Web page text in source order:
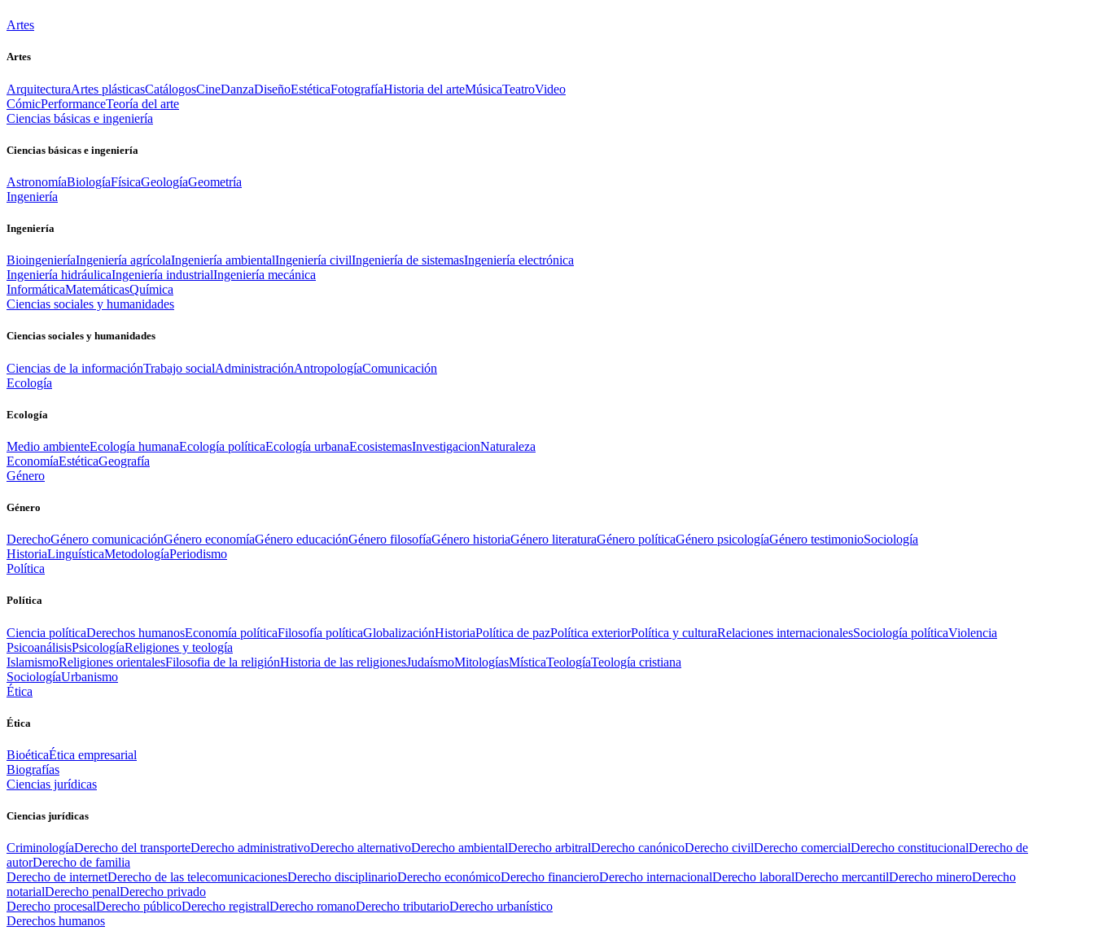
Artes
Artes
ArquitecturaArtes plásticasCatálogosCineDanzaDiseñoEstéticaFotografíaHistoria del arteMúsicaTeatroVideo
CómicPerformanceTeoría del arte
Ciencias básicas e ingeniería
Ciencias básicas e ingeniería
AstronomíaBiologíaFísicaGeologíaGeometría
Ingeniería
Ingeniería
BioingenieríaIngeniería agrícolaIngeniería ambientalIngeniería civilIngeniería de sistemasIngeniería electrónica
Ingeniería hidráulicaIngeniería industrialIngeniería mecánica
InformáticaMatemáticasQuímica
Ciencias sociales y humanidades
Ciencias sociales y humanidades
Ciencias de la informaciónTrabajo socialAdministraciónAntropologíaComunicación
Ecología
Ecología
Medio ambienteEcología humanaEcología políticaEcología urbanaEcosistemasInvestigacionNaturaleza
EconomíaEstéticaGeografía
Género
Género
DerechoGénero comunicaciónGénero economíaGénero educaciónGénero filosofíaGénero historiaGénero literaturaGénero políticaGénero psicologíaGénero testimonioSociología
HistoriaLinguísticaMetodologíaPeriodismo
Política
Política
Ciencia políticaDerechos humanosEconomía políticaFilosofía políticaGlobalizaciónHistoriaPolítica de pazPolítica exteriorPolítica y culturaRelaciones internacionalesSociología políticaViolencia
PsicoanálisisPsicologíaReligiones y teología
IslamismoReligiones orientalesFilosofia de la religiónHistoria de las religionesJudaísmoMitologíasMísticaTeologíaTeología cristiana
SociologíaUrbanismo
Ética
Ética
BioéticaÉtica empresarial
Biografías
Ciencias jurídicas
Ciencias jurídicas
CriminologíaDerecho del transporteDerecho administrativoDerecho alternativoDerecho ambientalDerecho arbitralDerecho canónicoDerecho civilDerecho comercialDerecho constitucionalDerecho de
autorDerecho de familia
Derecho de internetDerecho de las telecomunicacionesDerecho disciplinarioDerecho económicoDerecho financieroDerecho internacionalDerecho laboralDerecho mercantilDerecho mineroDerecho
notarialDerecho penalDerecho privado
Derecho procesalDerecho públicoDerecho registralDerecho romanoDerecho tributarioDerecho urbanístico
Derechos humanos